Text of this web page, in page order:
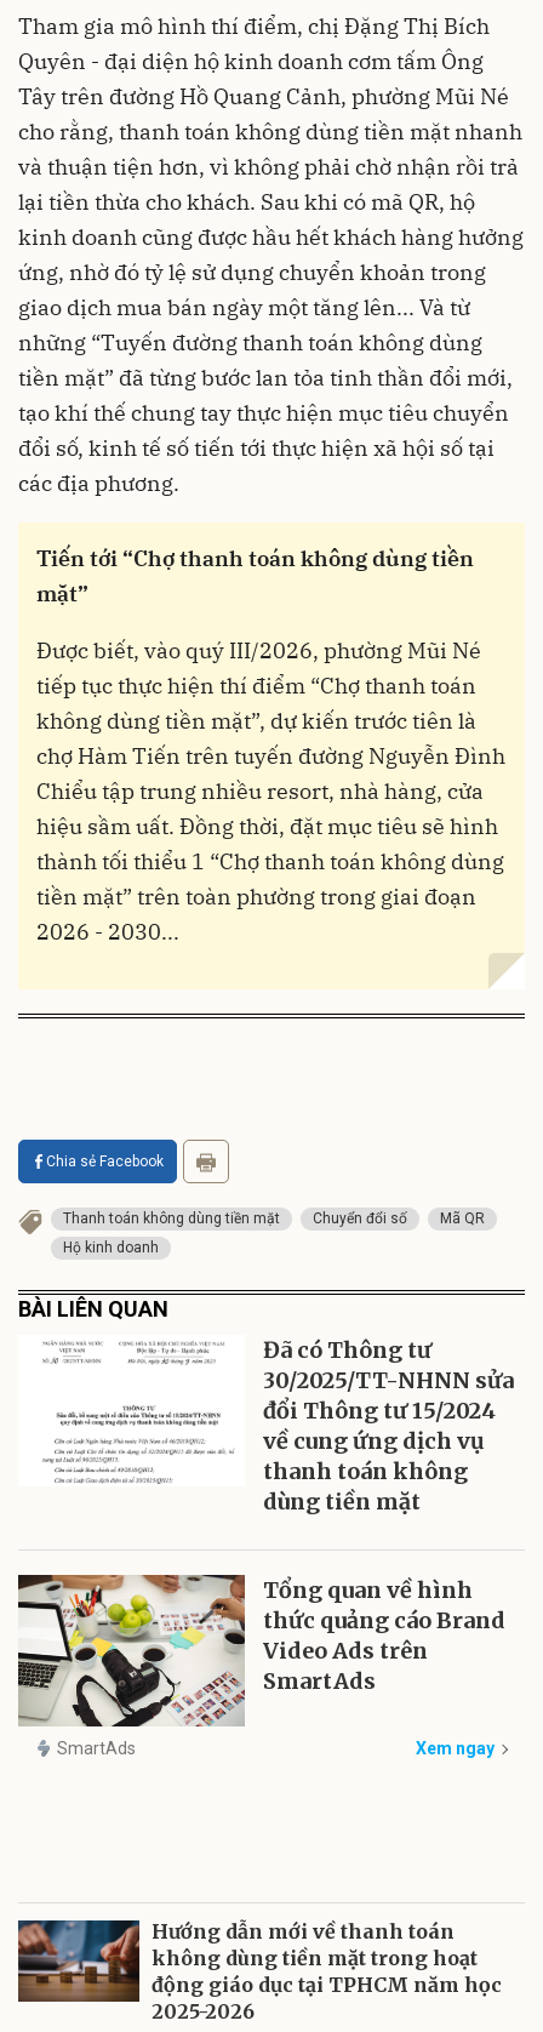
Tham gia mô hình thí điểm, chị Đặng Thị Bích
Quyên - đại diện hộ kinh doanh cơm tấm Ông
Tây trên đường Hồ Quang Cảnh, phường Mũi Né
cho rằng, thanh toán không dùng tiền mặt nhanh
và thuận tiện hơn, vì không phải chờ nhận rồi trả
lại tiền thừa cho khách. Sau khi có mã QR, hộ
kinh doanh cũng được hầu hết khách hàng hưởng
ứng, nhờ đó tỷ lệ sử dụng chuyển khoản trong
giao dịch mua bán ngày một tăng lên... Và từ
những “Tuyến đường thanh toán không dùng
tiền mặt” đã từng bước lan tỏa tinh thần đổi mới,
tạo khí thế chung tay thực hiện mục tiêu chuyển
đổi số, kinh tế số tiến tới thực hiện xã hội số tại
các địa phương.
Tiến tới “Chợ thanh toán không dùng tiền
mặt”
Được biết, vào quý III/2026, phường Mũi Né
tiếp tục thực hiện thí điểm “Chợ thanh toán
không dùng tiền mặt”, dự kiến trước tiên là
chợ Hàm Tiến trên tuyến đường Nguyễn Đình
Chiểu tập trung nhiều resort, nhà hàng, cửa
hiệu sầm uất. Đồng thời, đặt mục tiêu sẽ hình
thành tối thiểu 1 “Chợ thanh toán không dùng
tiền mặt” trên toàn phường trong giai đoạn
2026 - 2030...
Chia sẻ Facebook
Thanh toán không dùng tiền mặt Chuyển đổi số
Mã QR
Hộ kinh doanh
BÀI LIÊN QUAN
Đã có Thông tư
30/2025/TT-NHNN sửa
đổi Thông tư 15/2024
về cung ứng dịch vụ
thanh toán không
dùng tiền mặt
Tổng quan về hình
thức quảng cáo Brand
Video Ads trên
SmartAds
SmartAds Xem ngay
Hướng dẫn mới về thanh toán
không dùng tiền mặt trong hoạt
động giáo dục tại TPHCM năm học
2025-2026